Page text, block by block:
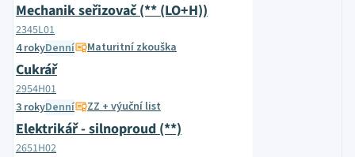
Mechanik seřizovač (** (LO+H))
2345L01
4 rokyDenní Maturitní zkouška
Cukrář
2954H01
3 rokyDenní ZZ + výuční list
Elektrikář - silnoproud (**)
2651H02